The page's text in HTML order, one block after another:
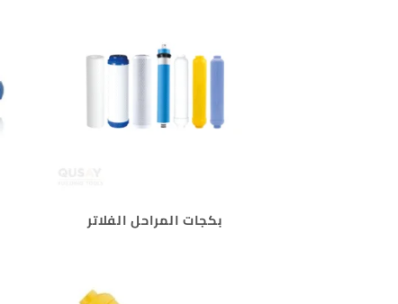
بكجات المراحل الفلاتر